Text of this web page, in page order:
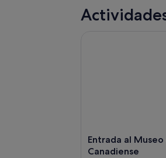
Entrada al
Canadiense